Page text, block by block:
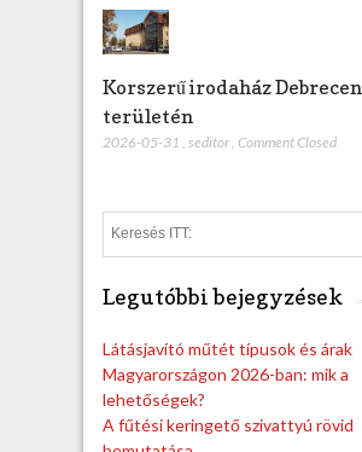
Korszerű irodaház Debrecen
területén
2026-05-31 seditor Comment Closed
Legutóbbi bejegyzések
Látásjavító műtét típusok és árak
Magyarországon 2026-ban: mik a
lehetőségek?
A fűtési keringető szivattyú rövid